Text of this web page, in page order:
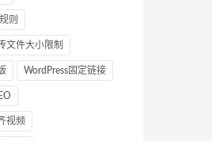
则
文件大小限制
WordPress固定链接
视频